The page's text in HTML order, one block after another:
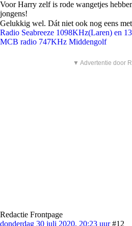
Voor Harry zelf is rode wangetjes
jongens!
Gelukkig wel. Dát niet ook nog eens
Radio Seabreeze 1098KHz(Laren) en
MCB radio 747KHz Middengolf
▼ Advertentie door
Redactie Frontpage
donderdag 30 juli 2020, 20:23 uur #12